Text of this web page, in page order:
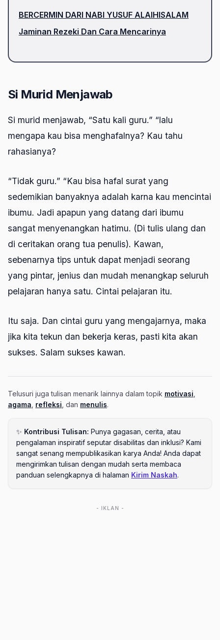
BERCERMIN DARI NABI YUSUF ALAIHISALAM
Jaminan Rezeki Dan Cara Mencarinya
Si Murid Menjawab
Si murid menjawab, “Satu kali guru.” “lalu
mengapa kau bisa menghafalnya? Kau tahu
rahasianya?
“Tidak guru.” “Kau bisa hafal surat yang
sedemikian banyaknya adalah karna kau mencintai
ibumu. Jadi apapun yang datang dari ibumu
sangat menyenangkan hatimu. (Di tulis ulang dan
di ceritakan orang tua penulis). Kawan,
sebenarnya tips untuk dapat menjadi seorang
yang pintar, jenius dan mudah menangkap seluruh
pelajaran hanya satu. Cintai pelajaran itu.
Itu saja. Dan cintai guru yang mengajarnya, maka
jika kita tekun dan bekerja keras, pasti kita akan
sukses. Salam sukses kawan.
Telusuri juga tulisan menarik lainnya dalam topik motivasi
agama refleksi , dan menulis.
✨ Kontribusi Tulisan: Punya gagasan, cerita, atau
pengalaman inspiratif seputar disabilitas dan inklusi? Kami
sangat senang mempublikasikan karya Anda! Anda dapat
mengirimkan tulisan dengan mudah serta membaca
panduan selengkapnya di halaman Kirim Naskah.
- IKLAN -